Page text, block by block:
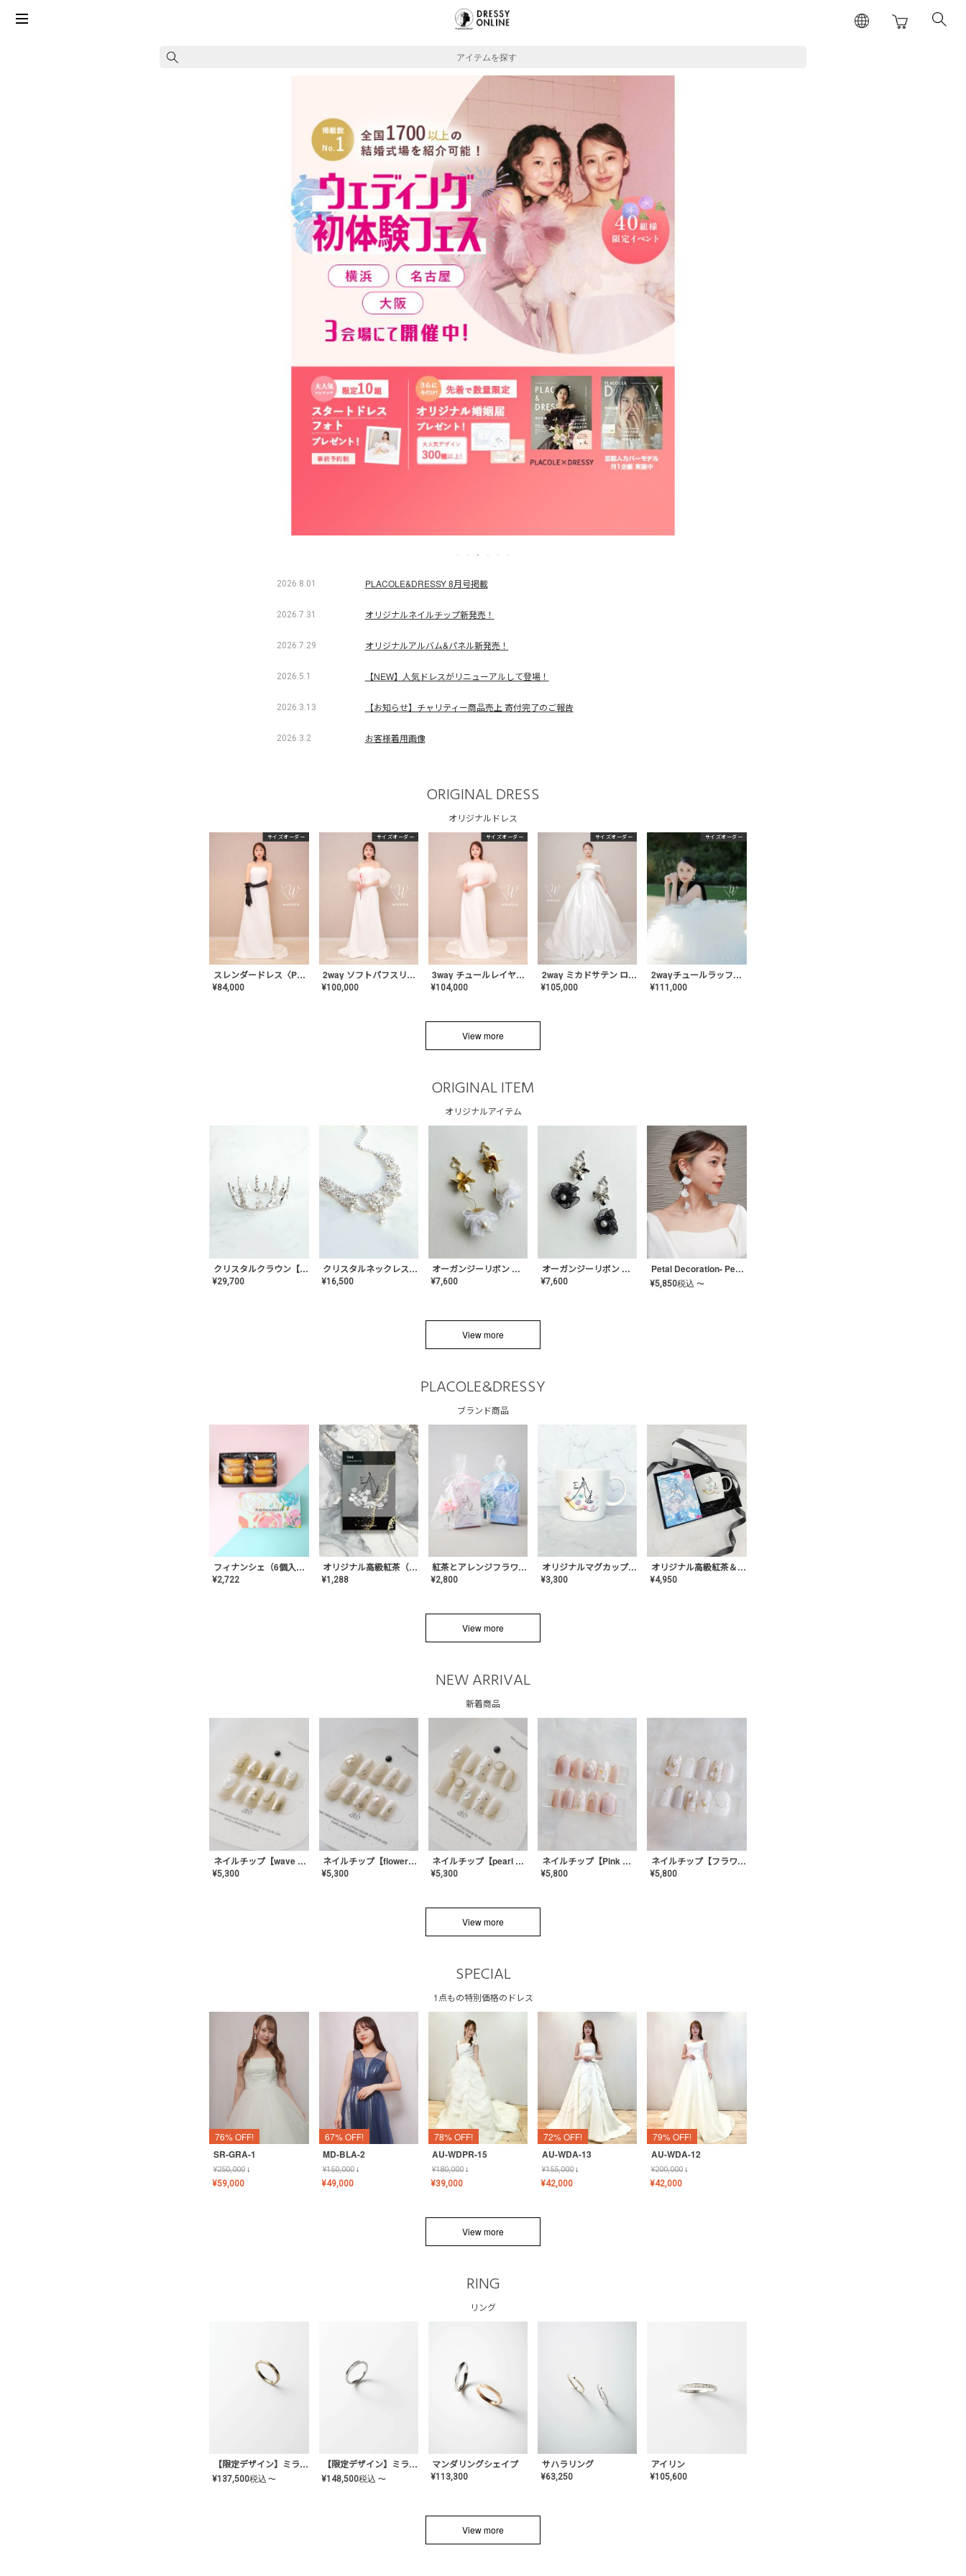
アイテムを探す
2026.8.01 PLACOLE&DRESSY 8月号掲載
2026.7.31 オリジナルネイルチップ新発売！
2026.7.29 オリジナルアルバム&パネル新発売！
2026.5.1 【NEW】人気ドレスがリニューアルして登場！
2026.3.13 【お知らせ】チャリティー商品売上 寄付完了のご報告
2026.3.2 お客様着用画像
ORIGINAL DRESS
オリジナルドレス
サイズオーダー
スレンダードレス〈PD-WDOR-2110〉
¥84,000
サイズオーダー
2way ソフトパフスリーブ スレンダードレス〈PD-WDOR-2112〉
¥100,000
サイズオーダー
3way チュールレイヤーオフショルダー スレンダードレス〈PD-WDOR-2111〉
¥104,000
サイズオーダー
2way ミカドサテン ロールカラードレス〈PD-WDOR-511〉
¥105,000
サイズオーダー
2wayチュールラッフルドレス〈PD-WDOR-341〉
¥111,000
View more
ORIGINAL ITEM
オリジナルアイテム
クリスタルクラウン【MA-COHD-01】韓国風クラウン/ウェディングクラウン/ティアラ
¥29,700
クリスタルネックレス-Lace【MA-CONL-02】
¥16,500
オーガンジーリボン バレリーナイヤリング&ピアス【White】〈PV-COER-12〉
¥7,600
オーガンジーリボン バレリーナイヤリング&ピアス【Black】〈PV-COER-11〉
¥7,600
Petal Decoration- Pearl【JA-COER-3】
¥5,850税込 〜
View more
PLACOLE&DRESSY
ブランド商品
フィナンシェ（6個入り）
¥2,722
オリジナル高級紅茶（TIME/タイム）【ギフト/プチギフト/プレゼント/内祝い/結婚式/オリジナル配合/高品質/ハーブティー/茶葉/記念日/お返し/手土産/美容/おしゃれ】
¥1,288
紅茶とアレンジフラワーのセット
¥2,800
オリジナルマグカップ【AT-TW-03】ギフトセット有/プレゼント/内祝い/結婚式/ペア/食器/テーブルウェア/記念日/お返し/特別/高級/おしゃれ
¥3,300
オリジナル高級紅茶＆マグカップ ギフト【AT-GF-02】ギフトセット/プレゼント/内祝い/結婚式/ハーブティー/高品質/マグカップ/食器/記念日/お返し/手土産/美容/おしゃれ
¥4,950
View more
NEW ARRIVAL
新着商品
ネイルチップ【wave mirror】AE-CONA-04
¥5,300
ネイルチップ【flower shell】AE-CONA-03
¥5,300
ネイルチップ【pearl bijou】AE-CONA-02
¥5,300
ネイルチップ【Pink Glow Nail】MK-CONA-04
¥5,800
ネイルチップ【フラワーシフォンネイル】MK-CONA-03
¥5,800
View more
SPECIAL
1点もの特別価格のドレス
76% OFF!
SR-GRA-1
¥250,000↓
¥59,000
67% OFF!
MD-BLA-2
¥150,000↓
¥49,000
78% OFF!
AU-WDPR-15
¥180,000↓
¥39,000
72% OFF!
AU-WDA-13
¥155,000↓
¥42,000
79% OFF!
AU-WDA-12
¥200,000↓
¥42,000
View more
RING
リング
【限定デザイン】ミライ(mill-ai)リング
¥137,500税込 〜
【限定デザイン】ミライ(mill-ai)リング
¥148,500税込 〜
マンダリングシェイプ
¥113,300
サハラリング
¥63,250
アイリン
¥105,600
View more